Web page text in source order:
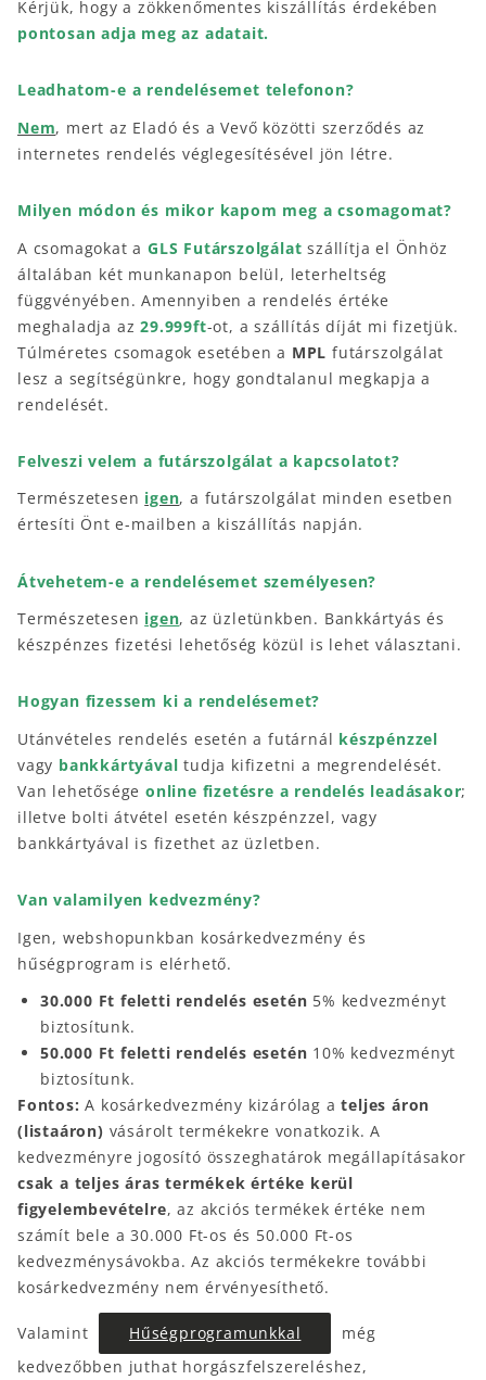
Kérjük, hogy a zökkenőmentes kiszállítás érdekében
pontosan adja meg az adatait.
Leadhatom-e a rendelésemet telefonon?
Nem, mert az Eladó és a Vevő közötti szerződés az
internetes rendelés véglegesítésével jön létre.
Milyen módon és mikor kapom meg a csomagomat?
A csomagokat a GLS Futárszolgálat szállítja el Önhöz
általában két munkanapon belül, leterheltség
függvényében. Amennyiben a rendelés értéke
meghaladja az29.999ft-ot, a szállítás díját mi fizetjük.
Túlméretes csomagok esetében a MPLfutárszolgálat
lesz a segítségünkre, hogy gondtalanul megkapja a
rendelését.
Felveszi velem a futárszolgálat a kapcsolatot?
Természetesen igen, a futárszolgálat minden esetben
értesíti Önt e-mailben a kiszállítás napján.
Átvehetem-e a rendelésemet személyesen?
Természetesen igen, az üzletünkben. Bankkártyás és
készpénzes fizetési lehetőség közül is lehet választani.
Hogyan fizessem ki a rendelésemet?
Utánvételes rendelés esetén a futárnál készpénzzel
vagy bankkártyával tudja kifizetni a megrendelését.
Van lehetőségeonline fizetésre a rendelés leadásakor;
illetve bolti átvétel esetén készpénzzel, vagy
bankkártyával is fizethet az üzletben.
Van valamilyen kedvezmény?
Igen, webshopunkban kosárkedvezmény és
hűségprogram is elérhető.
30.000 Ft feletti rendelés esetén 5% kedvezményt
biztosítunk.
50.000 Ft feletti rendelés esetén 10% kedvezményt
biztosítunk.
Fontos: A kosárkedvezmény kizárólag ateljes áron
(listaáron) vásárolt termékekre vonatkozik. A
kedvezményre jogosító összeghatárok megállapításakor
csak a teljes áras termékek értéke kerül
figyelembevételre, az akciós termékek értéke nem
számít bele a 30.000 Ft-os és 50.000 Ft-os
kedvezménysávokba. Az akciós termékekre további
kosárkedvezmény nem érvényesíthető.
Valamint Hűségprogramunkkal
még
kedvezőbben juthat horgászfelszereléshez,